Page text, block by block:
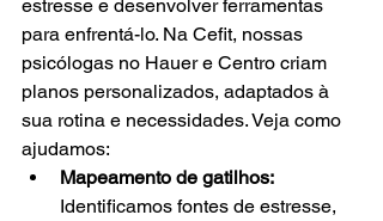
estresse e desenvolver ferramentas
para enfrentá-lo. Na Cefit, nossas
psicólogas no Hauer e Centro criam
planos personalizados, adaptados à
sua rotina e necessidades. Veja como
ajudamos:
Mapeamento de gatilhos:
Identificamos fontes de estresse,